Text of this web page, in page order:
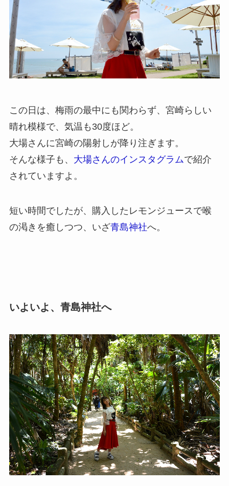
この日は、梅雨の最中にも関わらず、宮崎らしい
晴れ模様で、気温も30度ほど。
大場さんに宮崎の陽射しが降り注ぎます。
そんな様子も、 大場さんのインスタグラムで紹介
されていますよ。
短い時間でしたが、購入したレモンジュースで喉
の渇きを癒しつつ、いざ青島神社へ。
いよいよ、青島神社へ